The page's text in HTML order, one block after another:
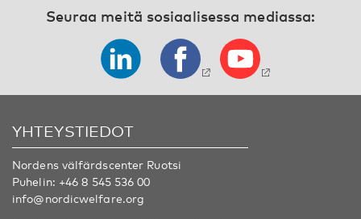
Seuraa meitä sosiaalisessa mediassa:
YHTEYSTIEDOT
Nordens välfärdscenter Ruotsi
Puhelin: +46 8 545 536 00
info@nordicwelfare.org